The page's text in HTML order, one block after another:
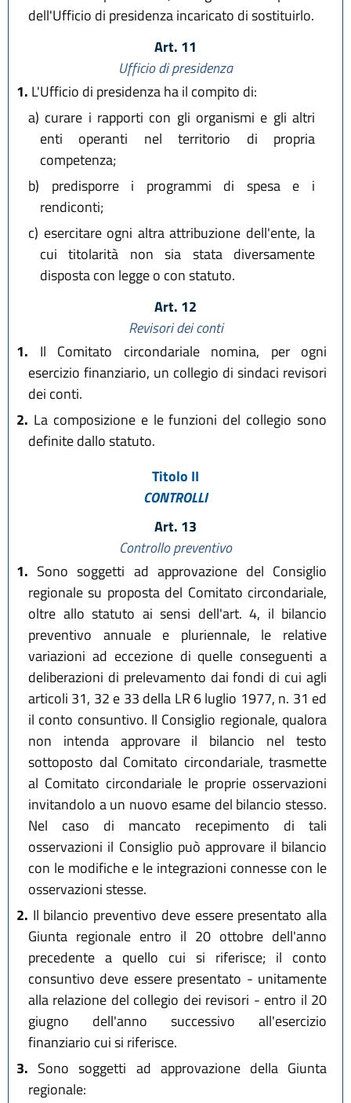
dell'Ufficio di presidenza incaricato di sostituirlo.
Art. 11
Ufficio di presidenza
1. L'Ufficio di presidenza ha il compito di:
a) curare i rapporti con gli organismi e gli altri
enti operanti nel territorio di propria
competenza;
b) predisporre i programmi di spesa e i
rendiconti;
c) esercitare ogni altra attribuzione dell'ente, la
cui titolarità non sia stata diversamente
disposta con legge o con statuto.
Art. 12
Revisori dei conti
1. Il Comitato circondariale nomina, per ogni
esercizio finanziario, un collegio di sindaci revisori
dei conti.
2. La composizione e le funzioni del collegio sono
definite dallo statuto.
Titolo II
CONTROLLI
Art. 13
Controllo preventivo
1. Sono soggetti ad approvazione del Consiglio
regionale su proposta del Comitato circondariale,
oltre allo statuto ai sensi dell'art. 4, il bilancio
preventivo annuale e pluriennale, le relative
variazioni ad eccezione di quelle conseguenti a
deliberazioni di prelevamento dai fondi di cui agli
articoli 31, 32 e 33 della LR 6 luglio 1977, n. 31 ed
il conto consuntivo. Il Consiglio regionale, qualora
non intenda approvare il bilancio nel testo
sottoposto dal Comitato circondariale, trasmette
al Comitato circondariale le proprie osservazioni
invitandolo a un nuovo esame del bilancio stesso.
Nel caso di mancato recepimento di tali
osservazioni il Consiglio può approvare il bilancio
con le modifiche e le integrazioni connesse con le
osservazioni stesse.
2. Il bilancio preventivo deve essere presentato alla
Giunta regionale entro il 20 ottobre dell'anno
precedente a quello cui si riferisce; il conto
consuntivo deve essere presentato - unitamente
alla relazione del collegio dei revisori - entro il 20
giugno dell'anno successivo all'esercizio
finanziario cui si riferisce.
3. Sono soggetti ad approvazione della Giunta
regionale: